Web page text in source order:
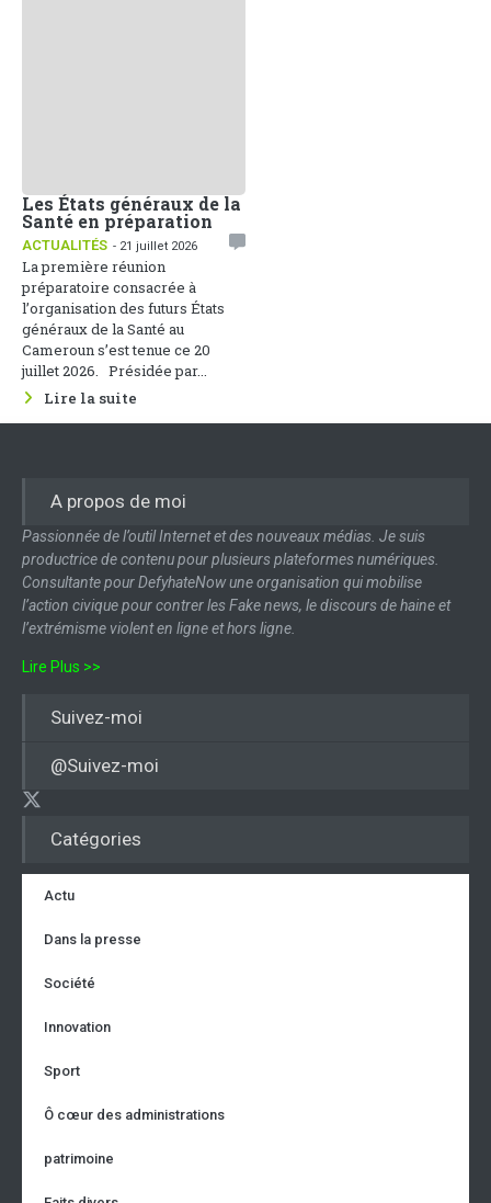
Les États généraux de la
Santé en préparation
ACTUALITÉS - 21 juillet 2026
La première réunion
préparatoire consacrée à
l’organisation des futurs États
généraux de la Santé au
Cameroun s’est tenue ce 20
juillet 2026. Présidée par...
Lire la suite
Catégories
Actu
Dans la presse
Société
Innovation
Sport
Ô cœur des administrations
patrimoine
A propos de moi
Passionnée de l’outil Internet et des nouveaux médias. Je suis
productrice de contenu pour plusieurs plateformes numériques.
Consultante pour DefyhateNow une organisation qui mobilise
l’action civique pour contrer les Fake news, le discours de haine et
l’extrémisme violent en ligne et hors ligne.
Lire Plus >>
Suivez-moi
@Suivez-moi